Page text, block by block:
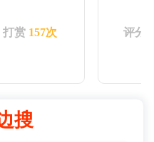
打赏 157次 评分
搜